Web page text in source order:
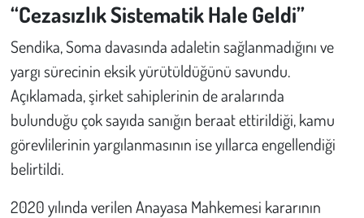
“Cezasızlık Sistematik Hale Geldi”
Sendika, Soma davasında adaletin sağlanmadığını ve
yargı sürecinin eksik yürütüldüğünü savundu.
Açıklamada, şirket sahiplerinin de aralarında
bulunduğu çok sayıda sanığın beraat ettirildiği, kamu
görevlilerinin yargılanmasının ise yıllarca engellendiği
belirtildi.
2020 yılında verilen Anayasa Mahkemesi kararının